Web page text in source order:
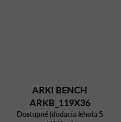
ARKI BENCH
ARKB_119X36
Dostupné (dodacia lehota 5